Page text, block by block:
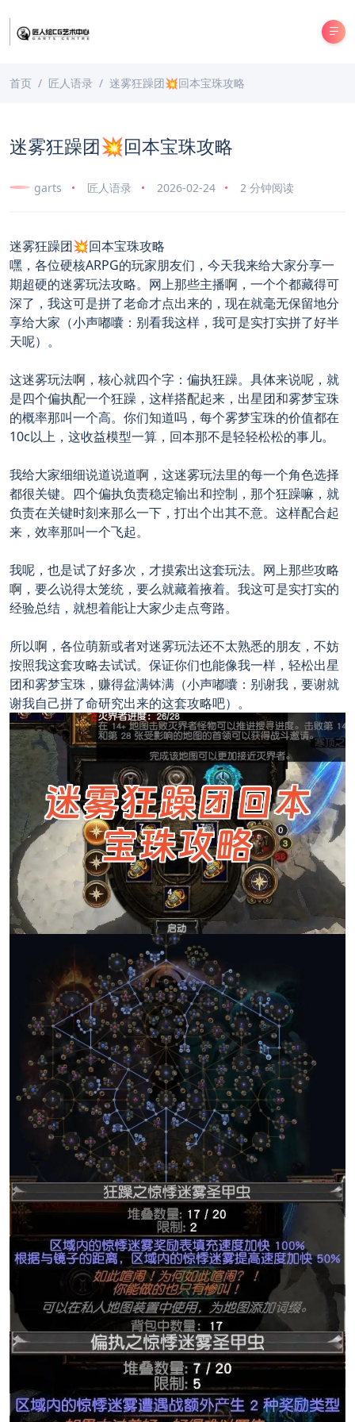
首页 匠人语录 迷雾狂躁团💥回本宝珠攻略
迷雾狂躁团💥回本宝珠攻略
garts 匠人语录 2026-02-24 2 分钟阅读
迷雾狂躁团💥回本宝珠攻略
嘿，各位硬核ARPG的玩家朋友们，今天我来给大家分享一
期超硬的迷雾玩法攻略。网上那些主播啊，一个个都藏得可
深了，我这可是拼了老命才点出来的，现在就毫无保留地分
享给大家（小声嘟囔：别看我这样，我可是实打实拼了好半
天呢）。
这迷雾玩法啊，核心就四个字：偏执狂躁。具体来说呢，就
是四个偏执配一个狂躁，这样搭配起来，出星团和雾梦宝珠
的概率那叫一个高。你们知道吗，每个雾梦宝珠的价值都在
10c以上，这收益模型一算，回本那不是轻轻松松的事儿。
我给大家细细说道说道啊，这迷雾玩法里的每一个角色选择
都很关键。四个偏执负责稳定输出和控制，那个狂躁嘛，就
负责在关键时刻来那么一下，打出个出其不意。这样配合起
来，效率那叫一个飞起。
我呢，也是试了好多次，才摸索出这套玩法。网上那些攻略
啊，要么说得太笼统，要么就藏着掖着。我这可是实打实的
经验总结，就想着能让大家少走点弯路。
所以啊，各位萌新或者对迷雾玩法还不太熟悉的朋友，不妨
按照我这套攻略去试试。保证你们也能像我一样，轻松出星
团和雾梦宝珠，赚得盆满钵满（小声嘟囔：别谢我，要谢就
谢我自己拼了命研究出来的这套攻略吧）。